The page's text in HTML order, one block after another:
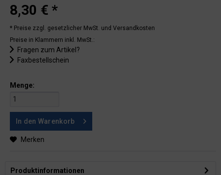
8,30 € *
* Preise zzgl. gesetzlicher MwSt. und Versandkosten
Preise in Klammern inkl. MwSt.:
Fragen zum Artikel?
Faxbestellschein
Menge:
In den Warenkorb
Merken
Produktinformationen